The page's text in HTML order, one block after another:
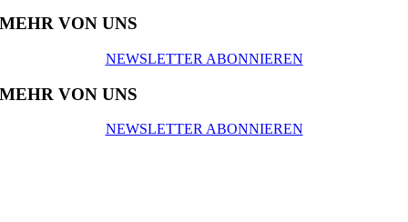
MEHR VON UNS
NEWSLETTER ABONNIEREN
MEHR VON UNS
NEWSLETTER ABONNIEREN